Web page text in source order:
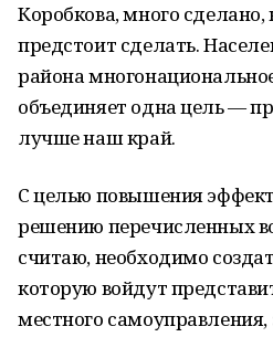
Коробкова, много
предстоит сделать.
района
объединяет одна цель —
лучше наш край.
С целью повышения
решению перечисленных
считаю, необходимо
которую войдут
местного